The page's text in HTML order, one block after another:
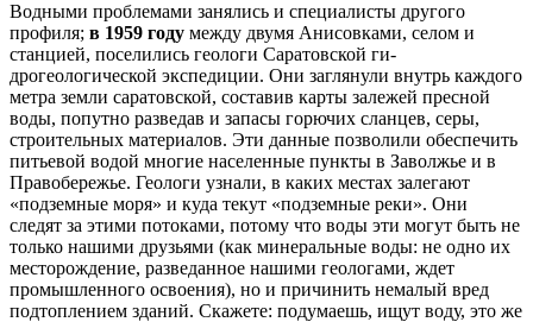
Водными проблемами занялись и специалисты дру­гого
профиля; в 1959 году между двумя Анисовками, селом и
станцией, поселились геологи Саратовской ги­
дрогеологической экспедиции. Они заглянули внутрь каждого
метра земли саратовской, составив карты зале­жей пресной
воды, попутно разведав и запасы горючих сланцев, серы,
строительных материалов. Эти данные позволили обеспечить
питьевой водой многие населен­ные пункты в Заволжье и в
Правобережье. Геологи уз­нали, в каких местах залегают
«подземные моря» и куда текут «подземные реки». Они
следят за этими потока­ми, потому что воды эти могут быть не
только нашими друзьями (как минеральные воды: не одно их
месторож­дение, разведанное нашими геологами, ждет
промыш­ленного освоения), но и причинить немалый вред
под­топлением зданий. Скажете: подумаешь, ищут воду, это же